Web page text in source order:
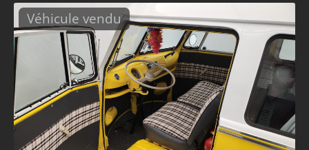
Véhicule vendu